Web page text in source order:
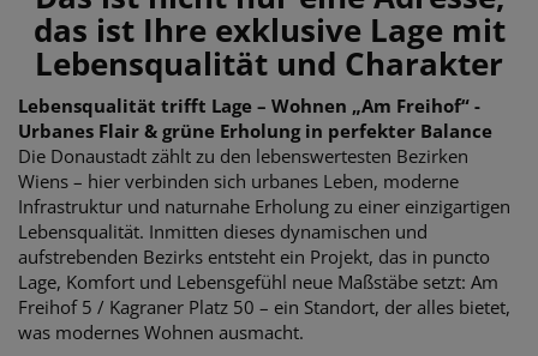
das ist Ihre exklusive Lage mit
Lebensqualität und Charakter
Lebensqualität trifft Lage – Wohnen „Am Freihof“ -
Urbanes Flair & grüne Erholung in perfekter Balance
Die Donaustadt zählt zu den lebenswertesten Bezirken
Wiens – hier verbinden sich urbanes Leben, moderne
Infrastruktur und naturnahe Erholung zu einer einzigartigen
Lebensqualität. Inmitten dieses dynamischen und
aufstrebenden Bezirks entsteht ein Projekt, das in puncto
Lage, Komfort und Lebensgefühl neue Maßstäbe setzt: Am
Freihof 5 / Kagraner Platz 50 – ein Standort, der alles bietet,
was modernes Wohnen ausmacht.